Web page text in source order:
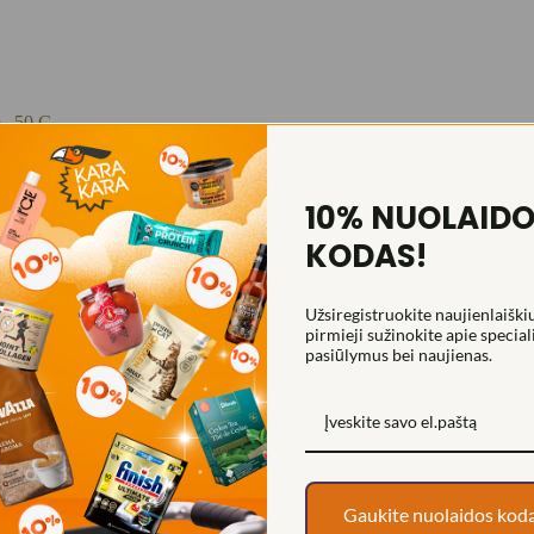
50 G
pieniniu šokoladu.
10%
KODAS!
Užsiregistruokite
pirmieji sužinokite apie
pasiūlymus bei naujienas.
Gaukite nuolaidos